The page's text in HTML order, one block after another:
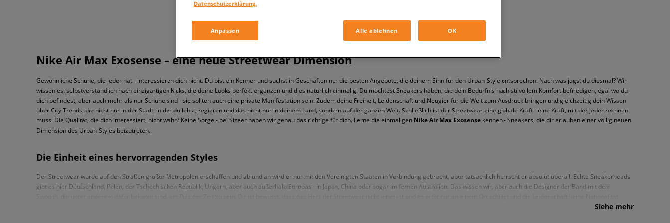
Nike Air Max Exosense – eine neue Streetwear Dimension
Gewöhnliche Schuhe, die jeder hat - interessieren dich nicht. Du bist ein Kenner und suchst in Geschäften nur die besten Angebote, die deinem Sinn für den Urban-Style entsprechen. Nach was jagst du diesmal? Wir
wissen es: selbstverständlich nach einzigartigen Kicks, die deine Looks perfekt ergänzen und dies natürlich einmalig. Du möchtest Sneakers haben, die dein Bedürfnis nach stilvollem Komfort befriedigen, egal wo du
dich befindest, aber auch mehr als nur Schuhe sind - sie sollten auch eine private Manifestation sein. Zudem deine Freiheit, Leidenschaft und Neugier für die Welt zum Ausdruck bringen und gleichzeitig dein Wissen
über City Trends, die nicht nur in der Stadt, in der du lebst, regieren und das nicht nur in deinem Land, sondern auf der ganzen Welt. Schließlich ist der Streetwear eine globale Kraft - eine Kraft, mit der jeder rechnen
muss. Die Qualität, die dich interessiert, nicht wahr? Keine Sorge - bei Sizeer haben wir genau das richtige für dich. Lerne die einmaligen Nike Air Max Exosense kennen - Sneakers, die dir erlauben einer völlig neuen
Dimension des Urban-Styles beizutreten.
Die Einheit eines hervorragenden Styles
Der Streetwear wurde auf den Straßen großer Metropolen erschaffen und ab und an wird er nur mit den Vereinigten Staaten in Verbindung gebracht, aber tatsächlich herrscht er absolut überall. Echte Sneakerheads
gibt es hier Deutschland, Polen, der Tschechischen Republik, Ungarn, aber auch außerhalb Europas - in Japan, China oder sogar im fernen Australien. Das wissen wir, aber auch die Designer der Band mit dem
Modellen. Aber auch ohne ein bestimmtes Label wissen wir, dass diese Schuhe die
Siehe mehr
Datenschutzerklärung.
Anpassen Alle ablehnen OK